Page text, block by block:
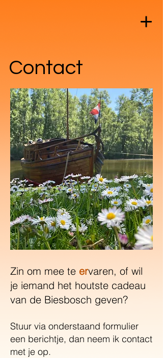
Contact
Zin om mee te ervaren, of wil
je iemand het houtste cadeau
van de Biesbosch geven?
Stuur via onderstaand formulier
een berichtje, dan neem ik contact
met je op. ​